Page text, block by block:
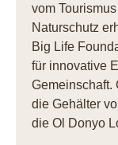
vom
Naturschutz
Big Life
für innovative
Gemeinschaft.
die Gehälter
die Ol Donyo